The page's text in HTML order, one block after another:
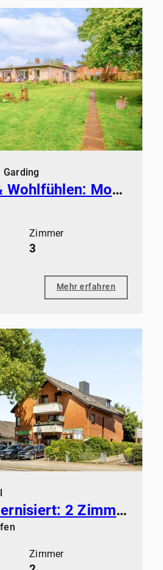
Garding
Einziehen & Wohlfühlen: Modernisiertes Zuhause mit Kamin & Sauna
Zimmer
3
Mehr erfahren
Frisch modernisiert: 2 Zimmer mit Kamin, Balkon und Stellplatz in Barsbüttel
Zimmer